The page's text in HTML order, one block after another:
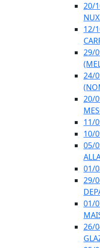
20/
12/
29/
24/
20/
11/
10/
05/
01/
29/
01/
26/